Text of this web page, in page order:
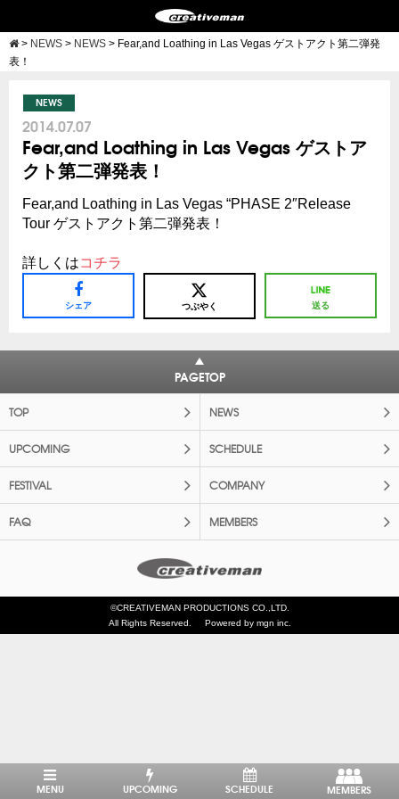
> NEWS > NEWS > Fear,and Loathing in Las Vegas ゲストアクト第二弾発
表！
NEWS
2014.07.07
Fear,and Loathing in Las Vegas ゲストア
クト第二弾発表！
Fear,and Loathing in Las Vegas “PHASE 2″Release
Tour ゲストアクト第二弾発表！
詳しくはコチラ
シェア つぶやく 送る
PAGETOP
TOP NEWS
UPCOMING SCHEDULE
FESTIVAL COMPANY
FAQ MEMBERS
©CREATIVEMAN PRODUCTIONS CO.,LTD.
All Rights Reserved.
Powered by mgn inc.
MENU UPCOMING SCHEDULE MEMBERS